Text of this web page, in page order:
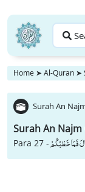
Home ➤ Al-Quran ➤
Surah An
Surah An Najm
Para 27 -فَمَا خَطْبُكُمْ